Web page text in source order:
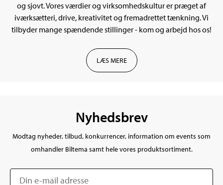
og sjovt. Vores værdier og virksomhedskultur er præget af
iværksætteri, drive, kreativitet og fremadrettet tænkning. Vi
tilbyder mange spændende stillinger - kom og arbejd hos os!
LÆS MERE
Nyhedsbrev
Modtag nyheder, tilbud, konkurrencer, information om events som
omhandler Biltema samt hele vores produktsortiment.